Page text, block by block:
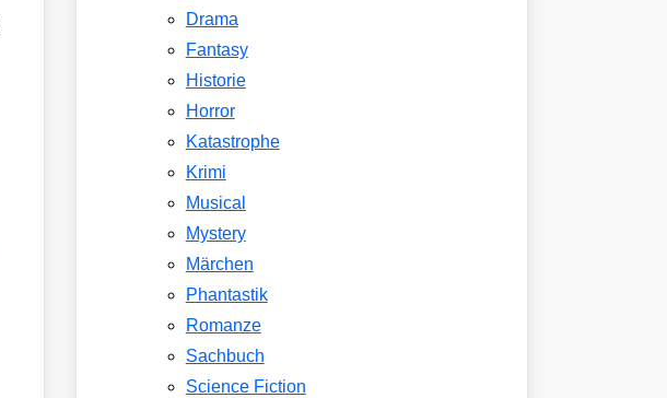
Drama
Fantasy
Historie
Horror
Katastrophe
Krimi
Musical
Mystery
Märchen
Phantastik
Romanze
Sachbuch
Science Fiction